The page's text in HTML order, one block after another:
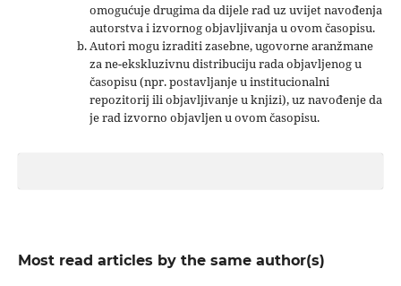
omogućuje drugima da dijele rad uz uvijet navođenja
autorstva i izvornog objavljivanja u ovom časopisu.
Autori mogu izraditi zasebne, ugovorne aranžmane
za ne-ekskluzivnu distribuciju rada objavljenog u
časopisu (npr. postavljanje u institucionalni
repozitorij ili objavljivanje u knjizi), uz navođenje da
je rad izvorno objavljen u ovom časopisu.
Most read articles by the same author(s)